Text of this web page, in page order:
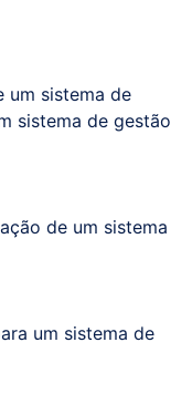
um sistema de
sistema de gestão
de um sistema
um sistema de